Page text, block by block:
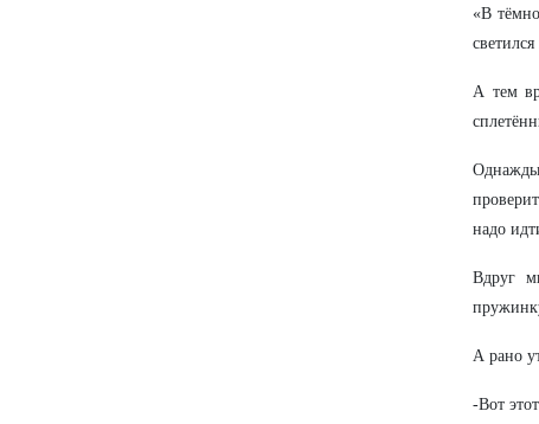
«В
А тем
надо
Вдруг
А рано
-Вот